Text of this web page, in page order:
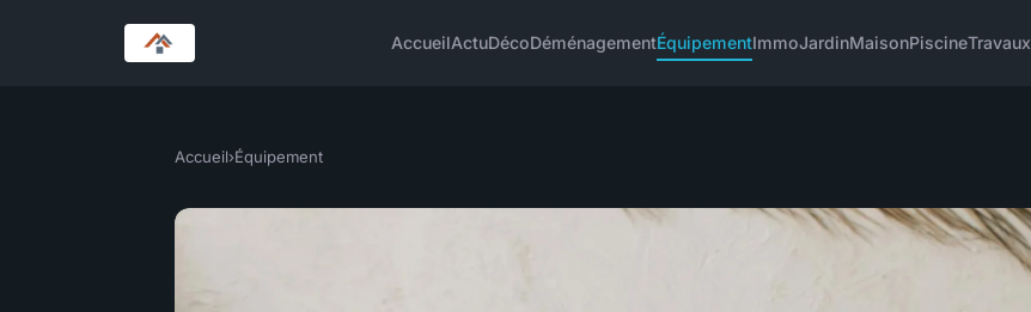
AccueilActuDécoDéménagementÉquipementImmoJardinMaisonPiscineTravaux
Accueil›Équipement